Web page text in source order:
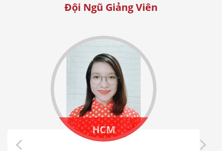
Đội Ngũ Giảng Viên
HCM